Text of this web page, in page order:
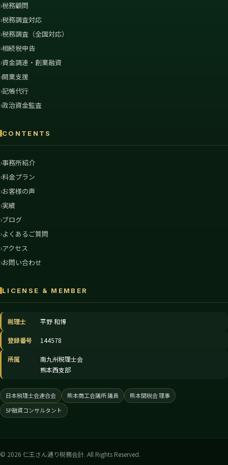
税務顧問
税務調査対応
税務調査（全国対応）
相続税申告
資金調達・創業融資
開業支援
記帳代行
政治資金監査
CONTENTS
事務所紹介
料金プラン
お客様の声
実績
ブログ
よくあるご質問
アクセス
お問い合わせ
LICENSE & MEMBER
税理士 平野 和博
登録番号 144578
所属
南九州税理士会
熊本西支部
日本税理士会連合会 熊本商工会議所 議員
熊本間税会 理事
SP融資コンサルタント
© 2026 仁王さん通り税務会計. All Rights Reserved.